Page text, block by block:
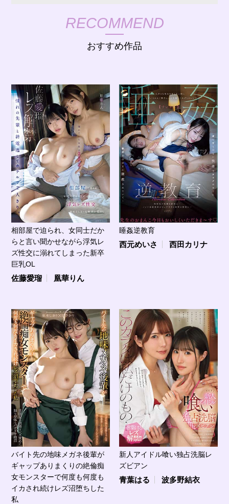
RECOMMEND
おすすめ作品
相部屋で迫られ、女同士だか
らと言い聞かせながら浮気レ
ズ性交に溺れてしまった新卒
巨乳OL
佐藤愛瑠 凰華りん
睡姦逆教育
西元めいさ 西田カリナ
バイト先の地味メガネ後輩が
ギャップありまくりの絶倫痴
女モンスターで何度も何度も
イカされ続けレズ沼堕ちした
私
新人アイドル喰い独占洗脳レ
ズビアン
青葉はる 波多野結衣